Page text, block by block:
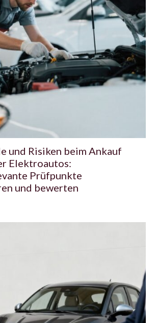
und Risiken beim Ankauf
Elektroautos:
Prüfpunkte
und bewerten